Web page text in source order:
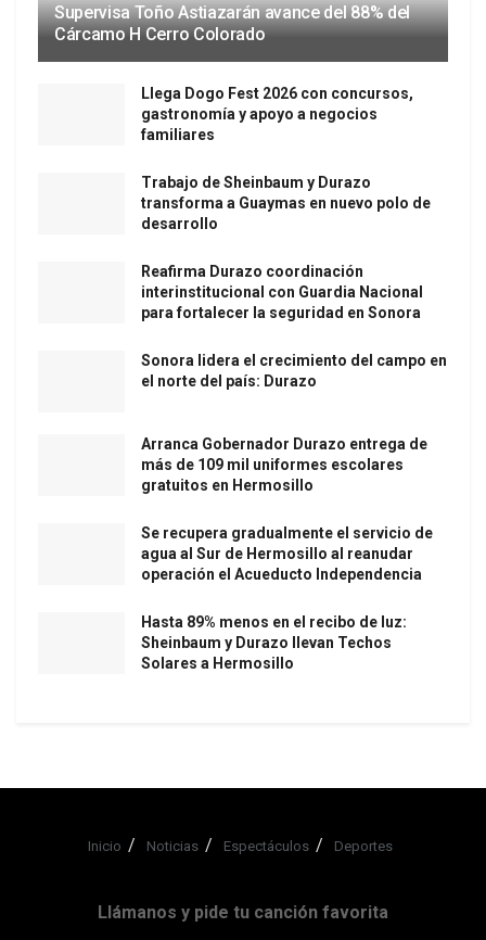
Supervisa Toño Astiazarán avance del 88% del
Cárcamo H Cerro Colorado
Llega Dogo Fest 2026 con concursos,
gastronomía y apoyo a negocios
familiares
Trabajo de Sheinbaum y Durazo
transforma a Guaymas en nuevo polo de
desarrollo
Reafirma Durazo coordinación
interinstitucional con Guardia Nacional
para fortalecer la seguridad en Sonora
Sonora lidera el crecimiento del campo en
el norte del país: Durazo
Arranca Gobernador Durazo entrega de
más de 109 mil uniformes escolares
gratuitos en Hermosillo
Se recupera gradualmente el servicio de
agua al Sur de Hermosillo al reanudar
operación el Acueducto Independencia
Hasta 89% menos en el recibo de luz:
Sheinbaum y Durazo llevan Techos
Solares a Hermosillo
Inicio Noticias Espectáculos Deportes
Llámanos y pide tu canción favorita